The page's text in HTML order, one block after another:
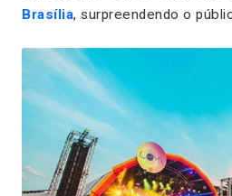
Brasília, surpreendendo o